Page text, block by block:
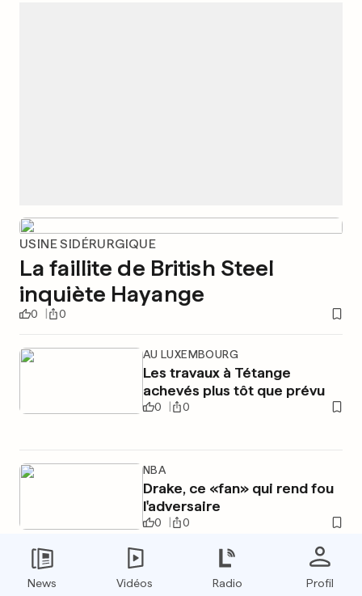
USINE SIDÉRURGIQUE
La faillite de British Steel
inquiète Hayange
0 0
AU LUXEMBOURG
Les travaux à Tétange
achevés plus tôt que prévu
0 0
NBA
Drake, ce «fan» qui rend fou
l'adversaire
0 0
News Vidéos Radio Profil